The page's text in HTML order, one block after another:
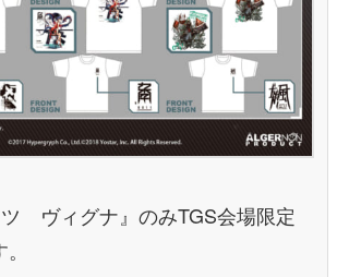
ツ ヴィグナ』のみTGS会場限定